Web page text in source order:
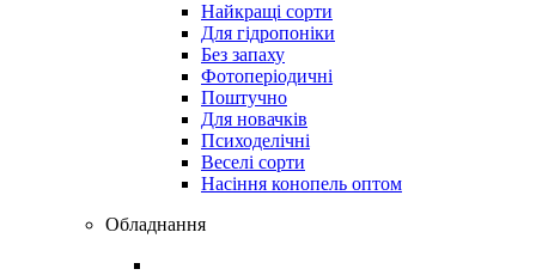
Найкращі сорти
Для гідропоніки
Без запаху
Фотоперіодичні
Поштучно
Для новачків
Психоделічні
Веселі сорти
Насіння конопель оптом
Обладнання